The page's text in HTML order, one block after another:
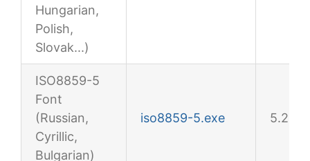
Hungarian,
Polish,
Slovak...)
ISO8859-5
Font
(Russian,
Cyrillic,
Bulgarian)
iso8859-5.exe